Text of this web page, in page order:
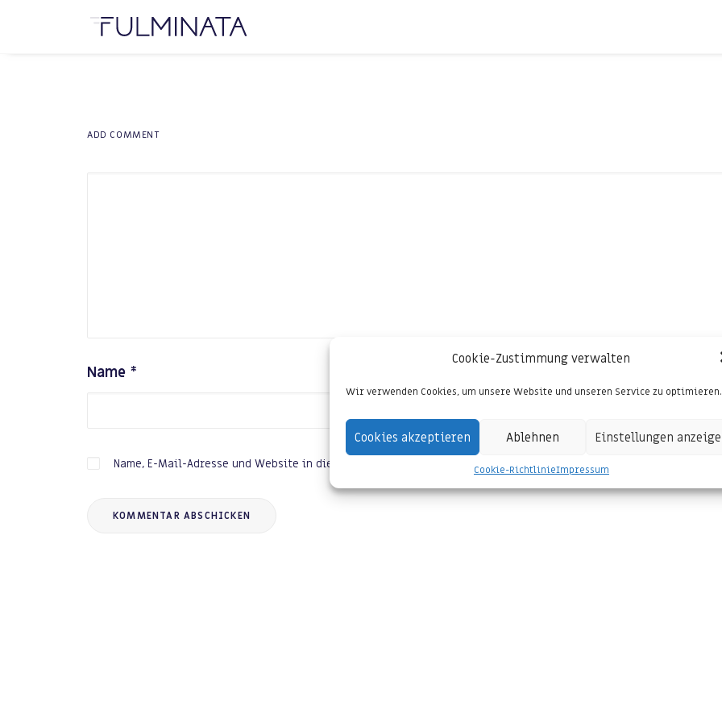
Cookie-Zustimmung verwalten
Wir verwenden Cookies, um unsere Website und unseren Service zu optimieren.
Cookies akzeptieren Ablehnen Einstellungen
Cookie-RichtlinieImpressum
ADD COMMENT
Name *
Name, E-Mail-Adresse und Website in diesem Browser für meinen nächsten Kommentar speichern.